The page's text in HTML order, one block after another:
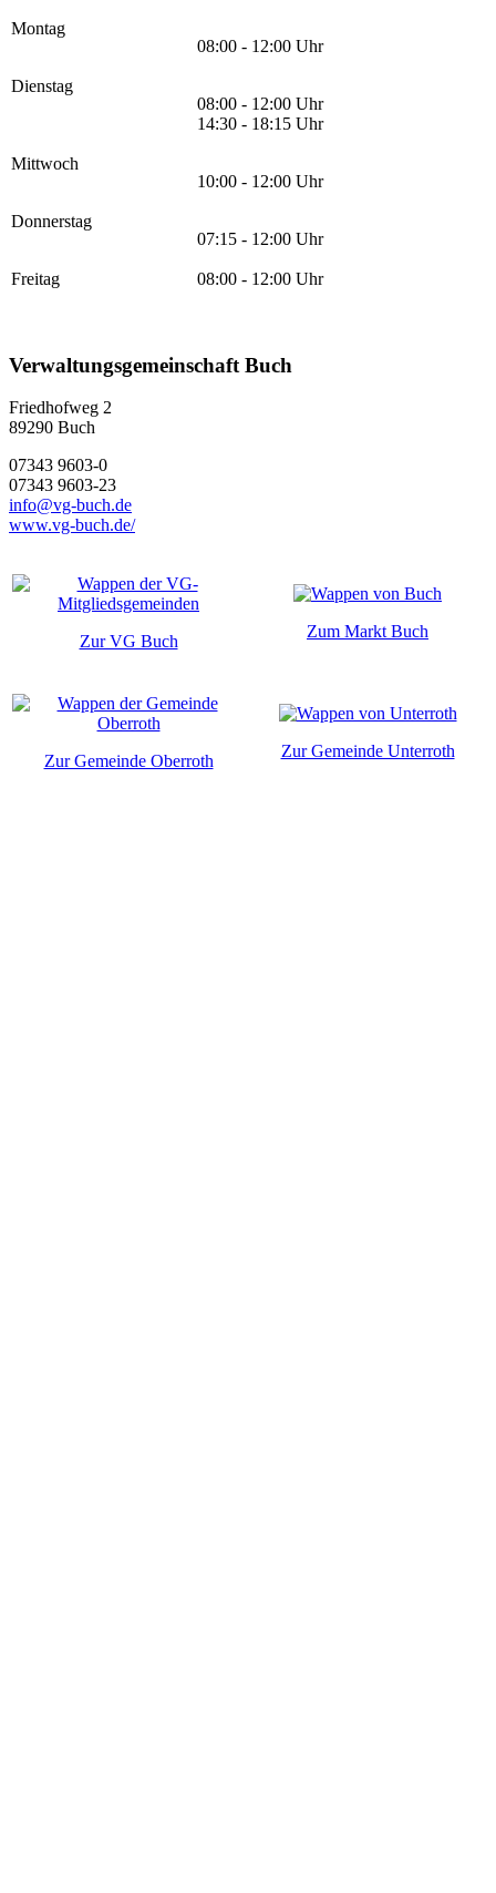
Montag
08:00 - 12:00 Uhr
Dienstag
08:00 - 12:00 Uhr
14:30 - 18:15 Uhr
Mittwoch
10:00 - 12:00 Uhr
Donnerstag
07:15 - 12:00 Uhr
Freitag 08:00 - 12:00 Uhr
Verwaltungsgemeinschaft Buch
Friedhofweg 2
89290 Buch
07343 9603-0
07343 9603-23
info@vg-buch.de
www.vg-buch.de/
Zur VG Buch
Zum Markt Buch
Zur Gemeinde Oberroth
Zur Gemeinde Unterroth